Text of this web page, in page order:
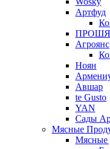
Артфуд
Агроянс
Ноян
Авшар
te Gusto
YAN
Сады
Мясные
Мясные